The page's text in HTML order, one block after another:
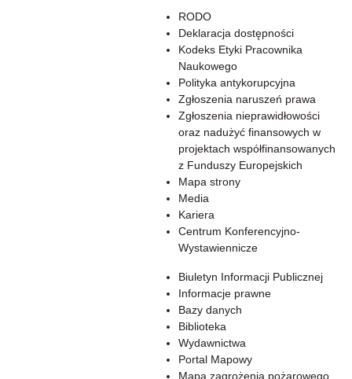
RODO
Deklaracja dostępności
Kodeks Etyki Pracownika
Naukowego
Polityka antykorupcyjna
Zgłoszenia naruszeń prawa
Zgłoszenia nieprawidłowości
oraz nadużyć finansowych w
projektach współfinansowanych
z Funduszy Europejskich
Mapa strony
Media
Kariera
Centrum Konferencyjno-
Wystawiennicze
Biuletyn Informacji Publicznej
Informacje prawne
Bazy danych
Biblioteka
Wydawnictwa
Portal Mapowy
Mapa zagrożenia pożarowego